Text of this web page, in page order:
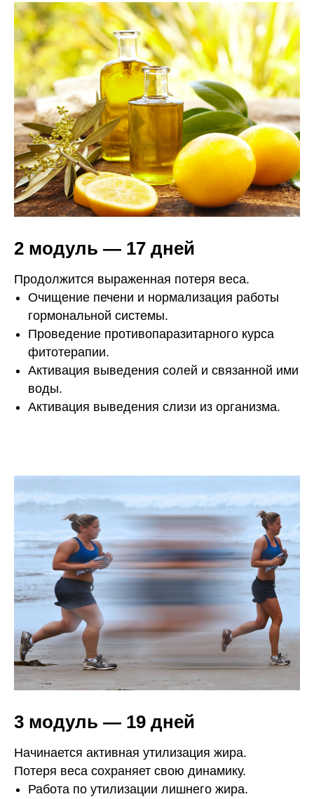
2 модуль — 17 дней
Продолжится выраженная потеря веса.
Очищение печени и нормализация работы
гормональной системы.
Проведение противопаразитарного курса
фитотерапии.
Активация выведения солей и связанной ими
воды.
Активация выведения слизи из организма.
3 модуль — 19 дней
Начинается активная утилизация жира.
Потеря веса сохраняет свою динамику.
Работа по утилизации лишнего жира.